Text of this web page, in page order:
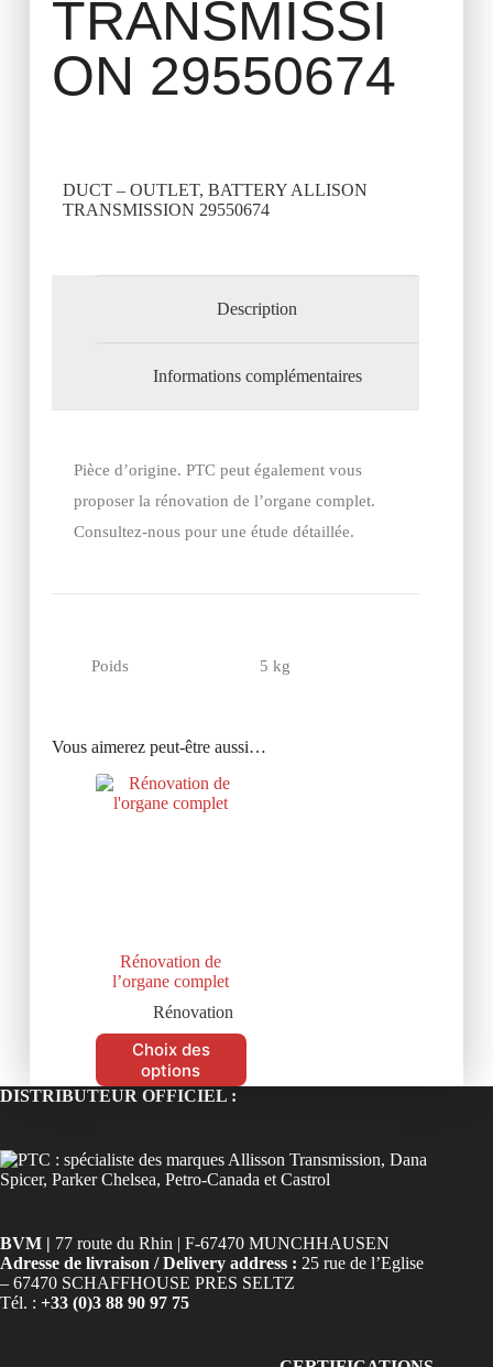
TRANSMISSI
ON 29550674
DUCT – OUTLET, BATTERY ALLISON
TRANSMISSION 29550674
Description
Informations complémentaires
Pièce d’origine. PTC peut également vous
proposer la rénovation de l’organe complet.
Consultez-nous pour une étude détaillée.
Poids 5 kg
Vous aimerez peut-être aussi…
Rénovation de
l’organe complet
Rénovation
Choix des
options
DISTRIBUTEUR OFFICIEL :
BVM | 77 route du Rhin | F-67470 MUNCHHAUSEN
Adresse de livraison / Delivery address : 25 rue de l’Eglise
– 67470 SCHAFFHOUSE PRES SELTZ
Tél. : +33 (0)3 88 90 97 75